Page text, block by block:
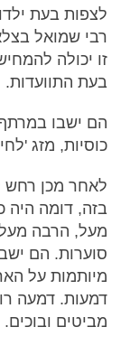
לצפות בעת
רבי שמואל
זו יכולה
בעת התוועדות.
הם ישבו
כוסיות, מזג
לאחר מכן רחש
בזה, דומה היה
מעל, הרבה
סוערות. הם
מיותמות על
דמעות. דמעה
מביטים ובוכים.